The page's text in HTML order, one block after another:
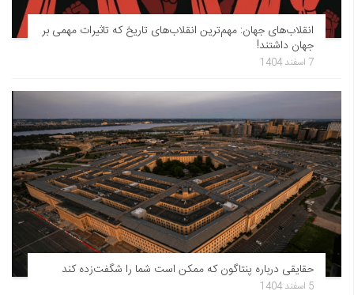
انقلاب‌های جهان: مهم‌ترین انقلاب‌های تاریخ که تاثیرات مهمی بر
جهان داشتند!
7 اسفند 1404
حقایقی درباره پنتاگون که ممکن است شما را شگفت‌زده کند
5 اسفند 1404